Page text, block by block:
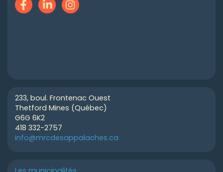
233, boul. Frontenac Ouest
Thetford Mines (Québec)
G6G 6K2
418 332-2757
info@mrcdesappalaches.ca